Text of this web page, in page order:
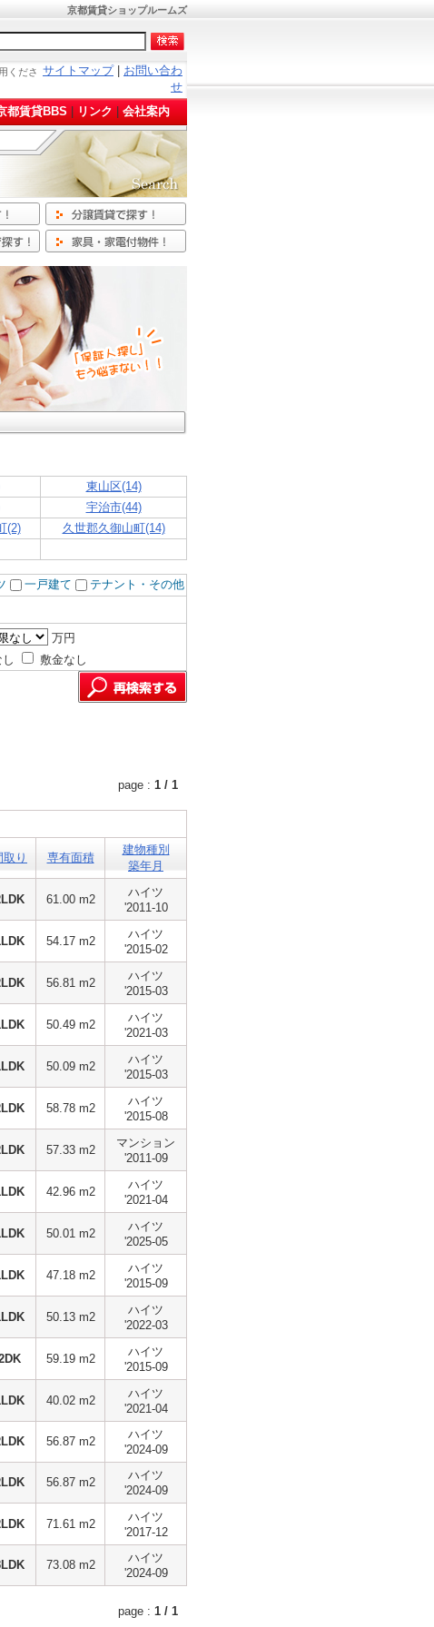
京都賃貸ショップルームズ
くださ サイトマップ| お問い合わ
せ
都賃貸BBS リンク 会社案内
東山区(14)
宇治市(44)
(2)
久世郡久御山町(14)
一戸建て
テナント・その他
万円
敷金なし
page : 1 / 1
取り 専有面積
建物種別
築年月
61.00 m2
ハイツ
'2011-10
54.17 m2
ハイツ
'2015-02
56.81 m2
ハイツ
'2015-03
50.49 m2
ハイツ
'2021-03
50.09 m2
ハイツ
'2015-03
58.78 m2
ハイツ
'2015-08
57.33 m2
マンション
'2011-09
42.96 m2
ハイツ
'2021-04
50.01 m2
ハイツ
'2025-05
47.18 m2
ハイツ
'2015-09
50.13 m2
ハイツ
'2022-03
59.19 m2
ハイツ
'2015-09
40.02 m2
ハイツ
'2021-04
56.87 m2
ハイツ
'2024-09
56.87 m2
ハイツ
'2024-09
71.61 m2
ハイツ
'2017-12
73.08 m2
ハイツ
'2024-09
page : 1 / 1